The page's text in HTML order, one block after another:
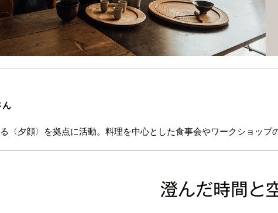
ん
〈夕顔〉を拠点に活動。料理を中心とした食事会やワークショップ
澄んだ時間と